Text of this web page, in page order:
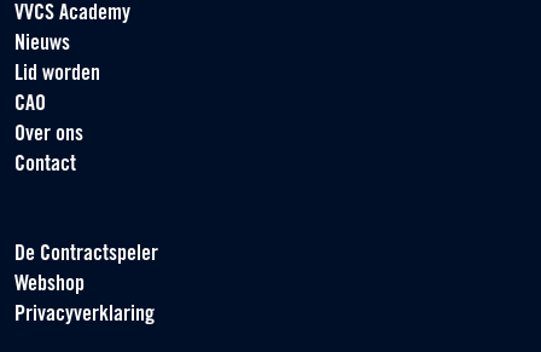
VVCS Academy
Nieuws
Lid worden
CAO
Over ons
Contact
De Contractspeler
Webshop
Privacyverklaring